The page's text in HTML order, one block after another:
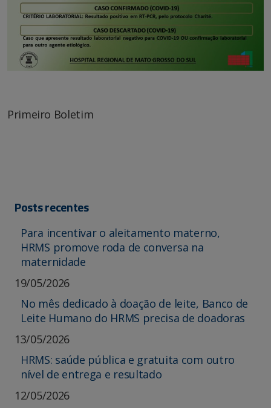
Primeiro Boletim
Posts recentes
Para incentivar o aleitamento materno,
HRMS promove roda de conversa na
maternidade
19/05/2026
No mês dedicado à doação de leite, Banco de
Leite Humano do HRMS precisa de doadoras
13/05/2026
HRMS: saúde pública e gratuita com outro
nível de entrega e resultado
12/05/2026